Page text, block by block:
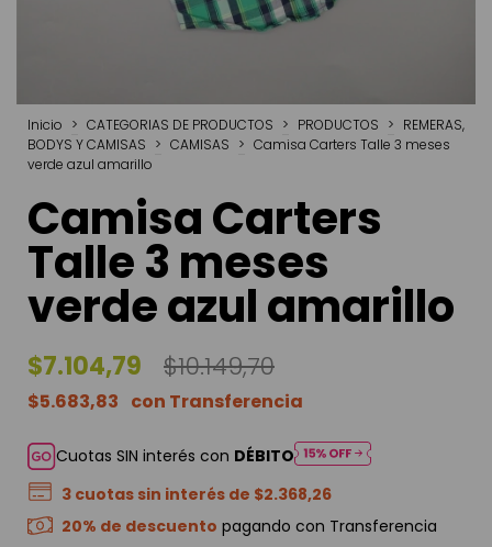
Inicio > CATEGORIAS DE PRODUCTOS > PRODUCTOS > REMERAS,
BODYS Y CAMISAS > CAMISAS > Camisa Carters Talle 3 meses
verde azul amarillo
Camisa Carters
Talle 3 meses
verde azul amarillo
$7.104,79 $10.149,70
$5.683,83
Cuotas SIN interés con DÉBITO
3 cuotas sin interés de $2.368,26
20% de descuento pagando con Transferencia